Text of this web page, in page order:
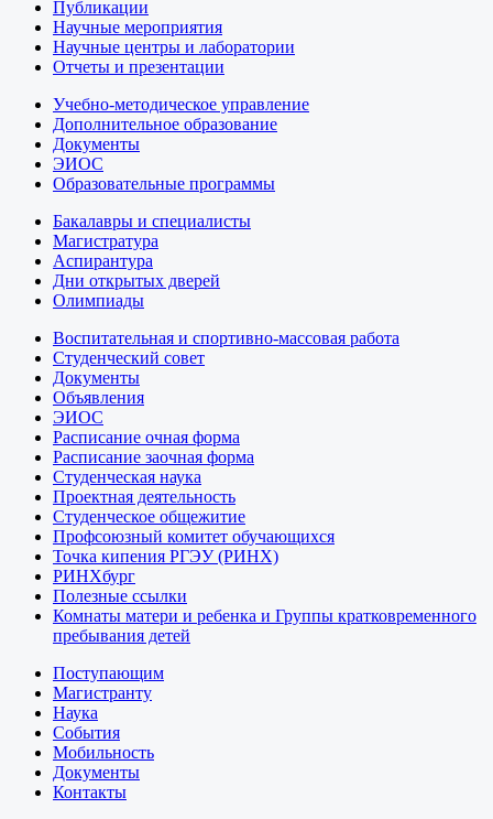
Публикации
Научные мероприятия
Научные центры и лаборатории
Отчеты и презентации
Учебно-методическое управление
Дополнительное образование
Документы
ЭИОС
Образовательные программы
Бакалавры и специалисты
Магистратура
Аспирантура
Дни открытых дверей
Олимпиады
Воспитательная и спортивно-массовая работа
Студенческий совет
Документы
Объявления
ЭИОС
Расписание очная форма
Расписание заочная форма
Студенческая наука
Проектная деятельность
Студенческое общежитие
Профсоюзный комитет обучающихся
Точка кипения РГЭУ (РИНХ)
РИНХбург
Полезные ссылки
Комнаты матери и ребенка и Группы кратковременного
пребывания детей
Поступающим
Магистранту
Наука
События
Мобильность
Документы
Контакты